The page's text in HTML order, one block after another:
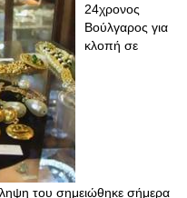
24χρονος
Βούλγαρος για
κλοπή σε
του σημειώθηκε σήμερα